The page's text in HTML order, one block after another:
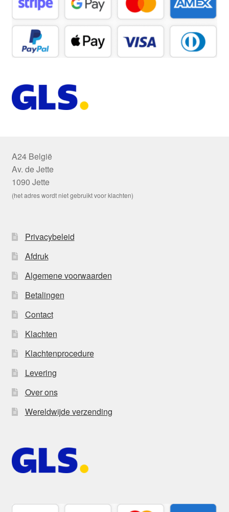
A24 België
Av. de Jette
1090 Jette
(het adres wordt niet gebruikt voor klachten)
Privacybeleid
Afdruk
Algemene voorwaarden
Betalingen
Contact
Klachten
Klachtenprocedure
Levering
Over ons
Wereldwijde verzending